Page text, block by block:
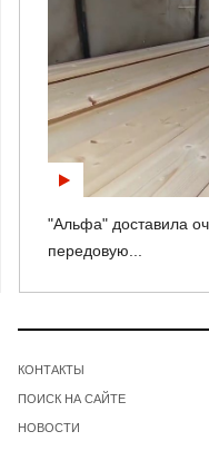
"Альфа" доставила
передовую...
КОНТАКТЫ
ПОИСК НА САЙТЕ
НОВОСТИ